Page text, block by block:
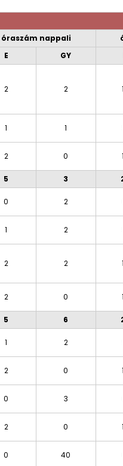
óraszám nappali
E
GY
2 2
1 1
2 0
5 3
0 2
1 2
2 2
2 0
5 6
1 2
2 0
0 3
2 0
0 40